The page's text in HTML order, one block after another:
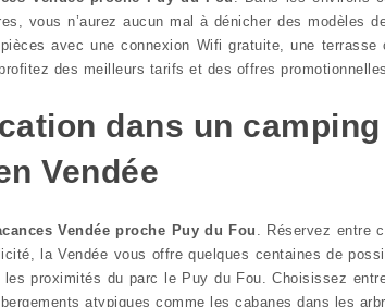
vous n’aurez aucun mal à dénicher des modèles
avec une connexion Wifi gratuite, une
des meilleurs tarifs et des offres
dans un
Vendée
Vendée proche Puy du Fou . Réservez entre
la Vendée vous offre quelques centaines de
proximités du parc le Puy du Fou. Choisissez
atypiques comme les cabanes dans les